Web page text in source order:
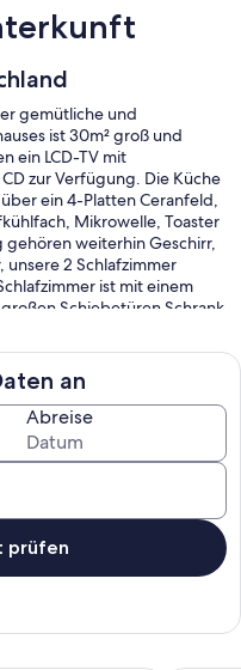
gemütliche und
ist 30m² groß und
ein LCD-TV mit
zur Verfügung. Die Küche
ein 4-Platten Ceranfeld,
Mikrowelle, Toaster
weiterhin Geschirr,
unsere 2 Schlafzimmer
ist mit einem
Schiebetüren Schrank
Die Bettwäsche
ist mit einer großen
WC ausgestattet.
und sind mitzubringen
werden.
6. Person.
an
Abreise
prüfen